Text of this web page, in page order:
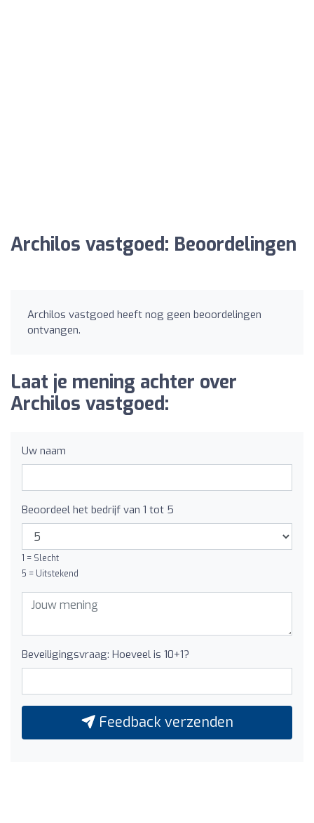
Archilos vastgoed: Beoordelingen
Archilos vastgoed heeft nog geen beoordelingen
ontvangen.
Laat je mening achter over
Archilos vastgoed:
Uw naam
Beoordeel het bedrijf van 1 tot 5
1 = Slecht
5 = Uitstekend
Beveiligingsvraag: Hoeveel is 10+1?
Feedback verzenden